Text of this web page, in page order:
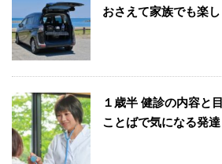
おさえて家族でも楽し
１歳半 健診の内容と
ことばで気になる発達